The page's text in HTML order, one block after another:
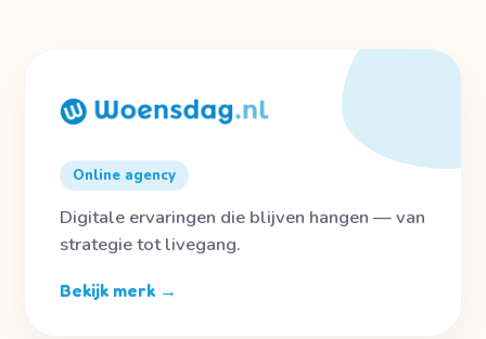
Online agency
Digitale ervaringen die blijven hangen — van
strategie tot livegang.
Bekijk merk →